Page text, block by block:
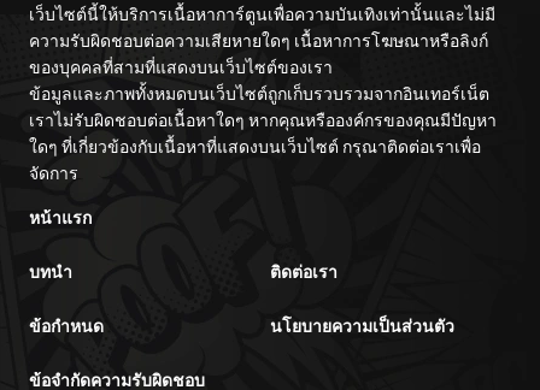
เว็บไซต์นี้ให้บริการเนื้อหาการ์ตูนเพื่อความบันเทิงเท่านั้นและไม่มี
ความรับผิดชอบต่อความเสียหายใดๆ เนื้อหาการโฆษณาหรือลิงก์
ของบุคคลที่สามที่แสดงบนเว็บไซต์ของเรา
ข้อมูลและภาพทั้งหมดบนเว็บไซต์ถูกเก็บรวบรวมจากอินเทอร์เน็ต
เราไม่รับผิดชอบต่อเนื้อหาใดๆ หากคุณหรือองค์กรของคุณมีปัญหา
ใดๆ ที่เกี่ยวข้องกับเนื้อหาที่แสดงบนเว็บไซต์ กรุณาติดต่อเราเพื่อ
จัดการ
หน้าแรก
บทนำ ติดต่อเรา
ข้อกำหนด นโยบายความเป็นส่วนตัว
ข้อจำกัดความรับผิดชอบ